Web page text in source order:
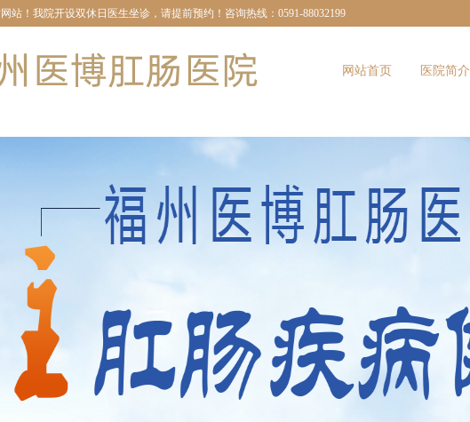
站！我院开设双休日医生坐诊，请提前预约！咨询热线：0591-88032199
网站首页 医院简介